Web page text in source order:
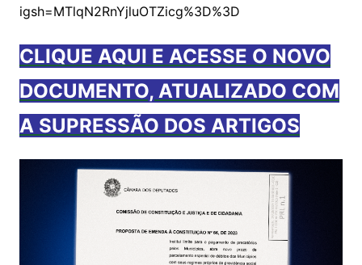
igsh=MTlqN2RnYjluOTZicg%3D%3D
CLIQUE AQUI E ACESSE O NOVO
DOCUMENTO, ATUALIZADO COM
A SUPRESSÃO DOS ARTIGOS